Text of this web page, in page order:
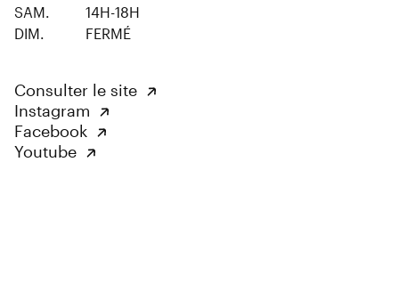
SAM.
14H-18H
DIM.
FERMÉ
Consulter le site
Instagram
Facebook
Youtube